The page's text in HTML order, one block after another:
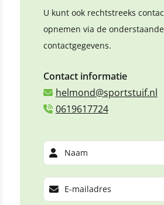
U kunt ook rechtstreeks
opnemen via de onderstaande
contactgegevens.
Contact informatie
helmond@sportstuif.nl
0619617724